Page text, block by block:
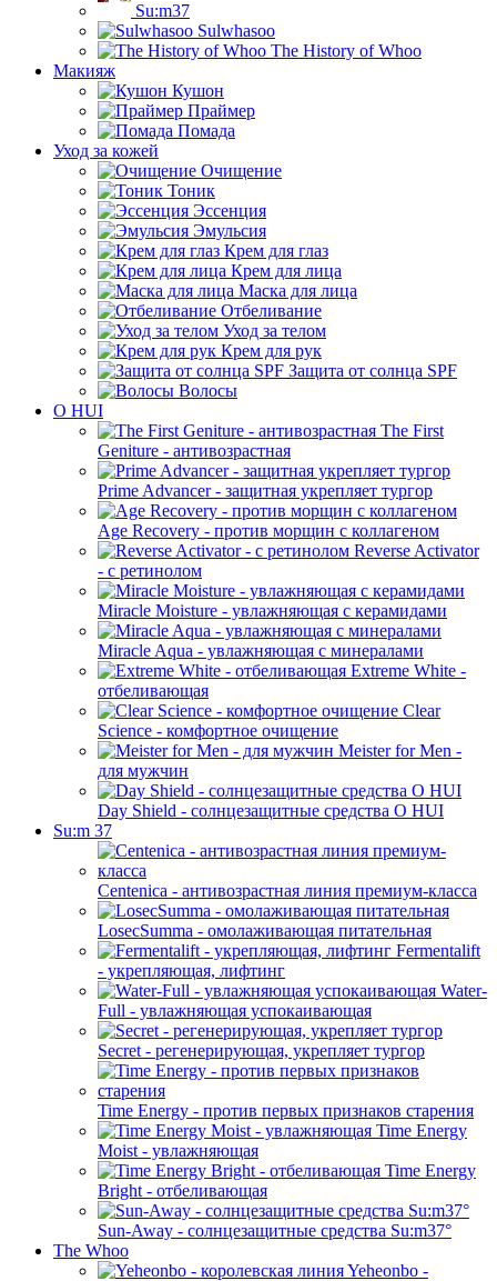
Su:m37
Sulwhasoo
The History of Whoo
Макияж
Кушон
Праймер
Помада
Уход за кожей
Очищение
Тоник
Эссенция
Эмульсия
Крем для глаз
Крем для лица
Маска для лица
Отбеливание
Уход за телом
Крем для рук
Защита от солнца SPF
Волосы
O HUI
The First
Geniture - антивозрастная
Prime Advancer - защитная укрепляет тургор
Age Recovery - против морщин с коллагеном
Reverse Activator
- с ретинолом
Miracle Moisture - увлажняющая с керамидами
Miracle Aqua - увлажняющая с минералами
Extreme White -
отбеливающая
Clear
Science - комфортное очищение
Meister for Men -
для мужчин
Day Shield - солнцезащитные средства O HUI
Su:m 37
Centenica - антивозрастная линия премиум-класса
LosecSumma - омолаживающая питательная
Fermentalift
- укрепляющая, лифтинг
Water-
Full - увлажняющая успокаивающая
Secret - регенерирующая, укрепляет тургор
Time Energy - против первых признаков старения
Time Energy
Moist - увлажняющая
Time Energy
Bright - отбеливающая
Sun-Away - солнцезащитные средства Su:m37°
The Whoo
Yeheonbo -